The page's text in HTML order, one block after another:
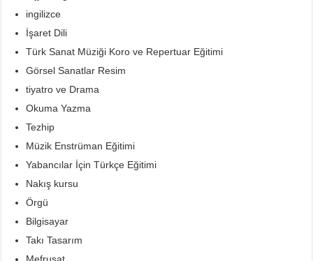
ingilizce
İşaret Dili
Türk Sanat Müziği Koro ve Repertuar Eğitimi
Görsel Sanatlar Resim
tiyatro ve Drama
Okuma Yazma
Tezhip
Müzik Enstrüman Eğitimi
Yabancılar İçin Türkçe Eğitimi
Nakış kursu
Örgü
Bilgisayar
Takı Tasarım